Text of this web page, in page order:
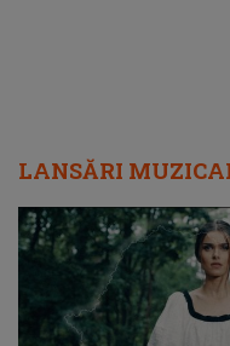
LANSĂRI